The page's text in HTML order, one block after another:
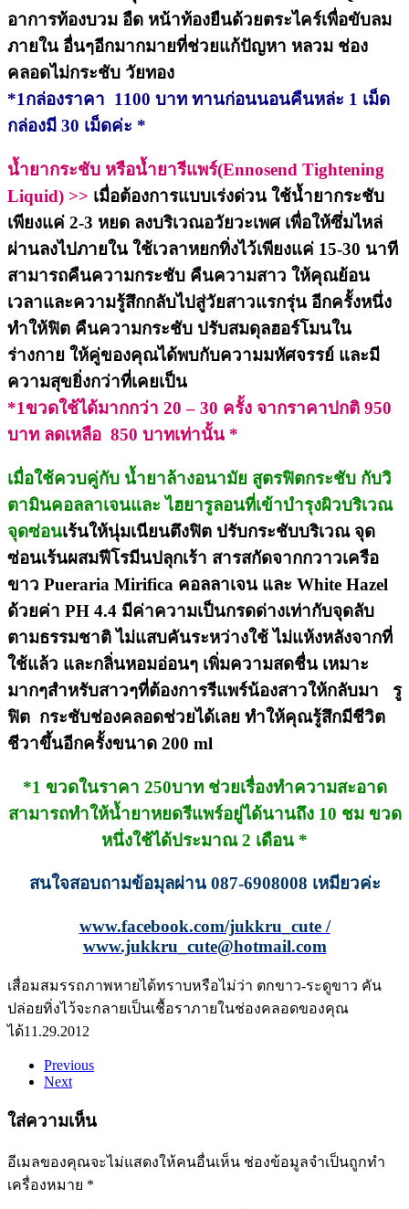
อาการท้องบวม อืด หน้าท้องยืนด้วยตระไคร์เพื่อขับลม
ภายใน อื่นๆอีกมากมายที่ช่วยแก้ปัญหา หลวม ช่อง
คลอดไม่กระชับ วัยทอง
*1กล่องราคา 1100 บาท ทานก่อนนอนคืนหล่ะ 1 เม็ด
กล่องมี 30 เม็ดค่ะ *
น้ำยากระชับ หรือน้ำยารีแพร์(Ennosend Tightening
Liquid) >> เมื่อต้องการแบบเร่งด่วน ใช้น้ำยากระชับ
เพียงแค่ 2-3 หยด ลงบริเวณอวัยวะเพศ เพื่อให้ซึ่มไหล่
ผ่านลงไปภายใน ใช้เวลาหยกทิ่งไว้เพียงแค่ 15-30 นาที
สามารถคืนความกระชับ คืนความสาว ให้คุณย้อน
เวลาและความรู้สึกกลับไปสู่วัยสาวแรกรุ่น อีกครั้งหนึ่ง
ทำให้ฟิต คืนความกระชับ ปรับสมดุลฮอร์โมนใน
ร่างกาย ให้คู่ของคุณได้พบกับความมหัศจรรย์ และมี
ความสุขยิ่งกว่าที่เคยเป็น
*1ขวดใช้ได้มากกว่า 20 – 30 ครั้ง จากราคาปกติ 950
บาท ลดเหลือ 850 บาทเท่านั้น *
เมื่อใช้ควบคู่กับ น้ำยาล้างอนามัย สูตรฟิตกระชับ กับวิ
ตามินคอลลาเจนและ ไฮยารูลอนที่เข้าบำรุงผิวบริเวณ
จุดซ่อนเร้นให้นุ่มเนียนตึงฟิต ปรับกระชับบริเวณ จุด
ซ่อนเร้นผสมฟีโรมีนปลุกเร้า สารสกัดจากกวาวเครือ
ขาว Pueraria Mirifica คอลลาเจน และ White Hazel
ด้วยค่า PH 4.4 มีค่าความเป็นกรดด่างเท่ากับจุดลับ
ตามธรรมชาติ ไม่แสบคันระหว่างใช้ ไม่แห้งหลังจากที่
ใช้แล้ว และกลิ่นหอมอ่อนๆ เพิ่มความสดชื่น เหมาะ
มากๆสำหรับสาวๆที่ต้องการรีแพร์น้องสาวให้กลับมา รู
ฟิต กระชับช่องคลอดช่วยได้เลย ทำให้คุณรู้สึกมีชีวิต
ชีวาขึ้นอีกครั้งขนาด 200 ml
*1 ขวดในราคา 250บาท ช่วยเรื่องทำความสะอาด
สามารถทำให้น้ำยาหยดรีแพร์อยู่ได้นานถึง 10 ชม ขวด
หนึ่งใช้ได้ประมาณ 2 เดือน *
สนใจสอบถามข้อมุลผ่าน 087-6908008 เหมียวค่ะ
www.facebook.com/jukkru_cute /
www.jukkru_cute@hotmail.com
เสื่อมสมรรถภาพหายได้ทราบหรือไม่ว่า ตกขาว-ระดูขาว คัน
ปล่อยทิ่งไว้จะกลายเป็นเชื้อราภายในช่องคลอดของคุณ
ได้11.29.2012
Previous
Next
ใส่ความเห็น
อีเมลของคุณจะไม่แสดงให้คนอื่นเห็น ช่องข้อมูลจำเป็นถูกทำ
เครื่องหมาย *